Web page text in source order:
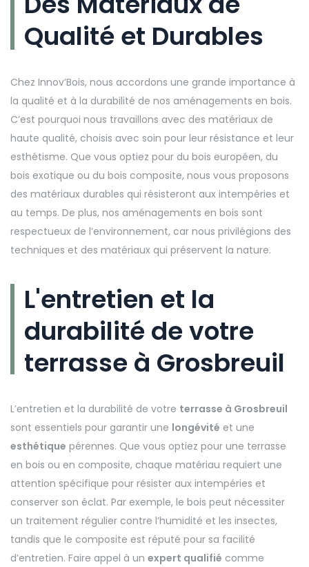
Qualité et Durables
Chez Innov’Bois, nous accordons une grande importance à
la qualité et à la durabilité de nos aménagements en bois.
C’est pourquoi nous travaillons avec des matériaux de
haute qualité, choisis avec soin pour leur résistance et leur
esthétisme. Que vous optiez pour du bois européen, du
bois exotique ou du bois composite, nous vous proposons
des matériaux durables qui résisteront aux intempéries et
au temps. De plus, nos aménagements en bois sont
respectueux de l’environnement, car nous privilégions des
techniques et des matériaux qui préservent la nature.
L'entretien et la
durabilité de votre
terrasse à Grosbreuil
L’entretien et la durabilité de votre terrasse à Grosbreuil
sont essentiels pour garantir une longévité et une
esthétique pérennes. Que vous optiez pour une terrasse
en bois ou en composite, chaque matériau requiert une
attention spécifique pour résister aux intempéries et
conserver son éclat. Par exemple, le bois peut nécessiter
un traitement régulier contre l’humidité et les insectes,
tandis que le composite est réputé pour sa facilité
d’entretien. Faire appel à un expert qualifié comme